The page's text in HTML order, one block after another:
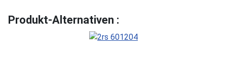
Produkt-Alternativen :